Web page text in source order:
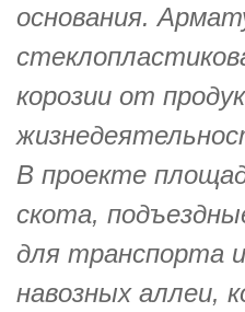
основания.
корозии от
В проекте
скота,
для транспорта
навозных аллеи,